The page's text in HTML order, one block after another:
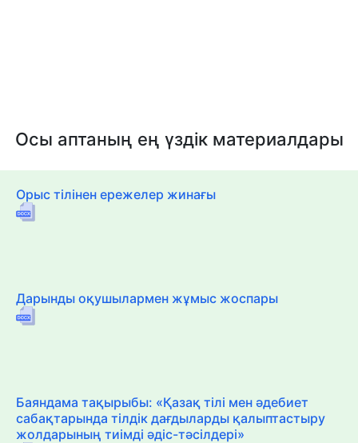
Осы аптаның ең үздік материалдары
Орыс тілінен ережелер жинағы
Дарынды оқушылармен жұмыс жоспары
Баяндама тақырыбы: «Қазақ тілі мен әдебиет
сабақтарында тілдік дағдыларды қалыптастыру
жолдарының тиімді әдіс-тәсілдері»